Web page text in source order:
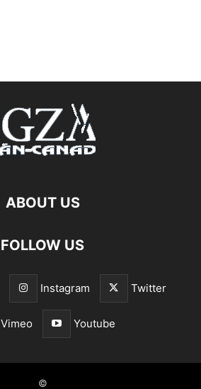
ABOUT US
FOLLOW US
Instagram Twitter
Vimeo Youtube
©